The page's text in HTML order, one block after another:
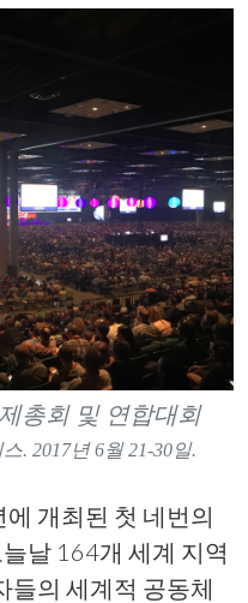
총회 및 연합대회
. 2017년 6월 21-30일.
개최된 첫 네번의
날 164개 세계 지역
들의 세계적 공동체